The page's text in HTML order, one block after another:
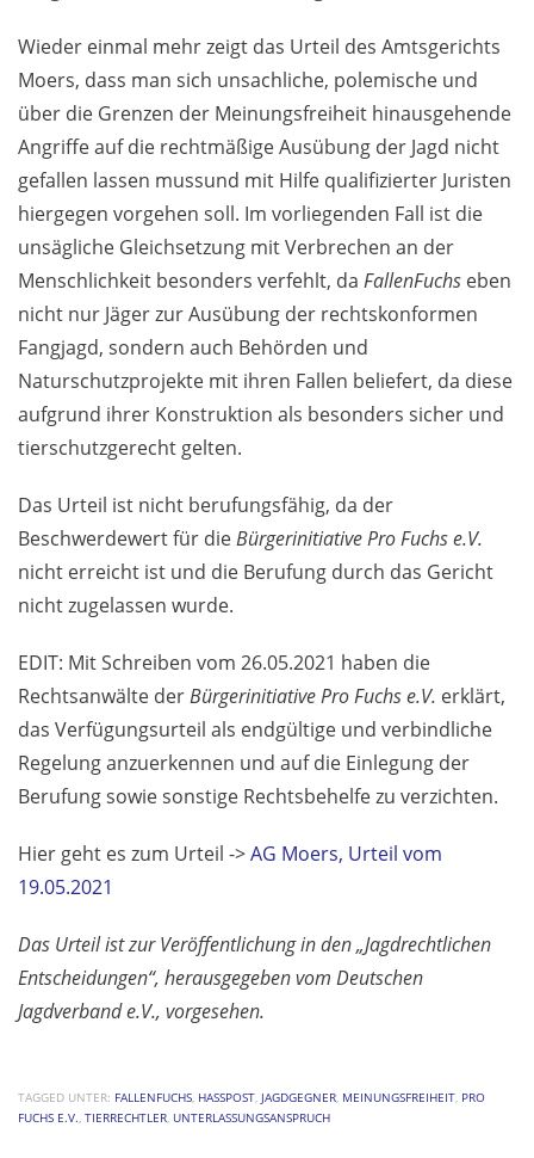
Wieder einmal mehr zeigt das Urteil des Amtsgerichts
Moers, dass man sich unsachliche, polemische und
über die Grenzen der Meinungsfreiheit hinausgehende
Angriffe auf die rechtmäßige Ausübung der Jagd nicht
gefallen lassen mussund mit Hilfe qualifizierter Juristen
hiergegen vorgehen soll. Im vorliegenden Fall ist die
unsägliche Gleichsetzung mit Verbrechen an der
Menschlichkeit besonders verfehlt, da FallenFuchs eben
nicht nur Jäger zur Ausübung der rechtskonformen
Fangjagd, sondern auch Behörden und
Naturschutzprojekte mit ihren Fallen beliefert, da diese
aufgrund ihrer Konstruktion als besonders sicher und
tierschutzgerecht gelten.
Das Urteil ist nicht berufungsfähig, da der
Beschwerdewert für dieBürgerinitiative Pro Fuchs e.V.
nicht erreicht ist und die Berufung durch das Gericht
nicht zugelassen wurde.
EDIT: Mit Schreiben vom 26.05.2021 haben die
Rechtsanwälte derBürgerinitiative Pro Fuchs e.V. erklärt,
das Verfügungsurteil als endgültige und verbindliche
Regelung anzuerkennen und auf die Einlegung der
Berufung sowie sonstige Rechtsbehelfe zu verzichten.
Hier geht es zum Urteil ->AG Moers, Urteil vom
19.05.2021
Das Urteil ist zur Veröffentlichung in den „Jagdrechtlichen
Entscheidungen“, herausgegeben vom Deutschen
Jagdverband e.V., vorgesehen.
TAGGED UNTER: FALLENFUCHS HASSPOST JAGDGEGNER MEINUNGSFREIHEIT PRO
FUCHS E.V. TIERRECHTLER UNTERLASSUNGSANSPRUCH